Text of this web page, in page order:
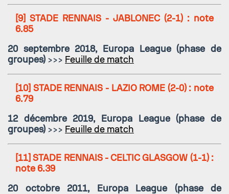
[9]STADE RENNAIS - JABLONEC(2-1) : note
6.85
20 septembre 2018, Europa League (phase de
groupes) >>> Feuille de match
[10] STADE RENNAIS - LAZIO ROME (2-0) : note
6.79
12 décembre 2019, Europa League (phase de
groupes) >>> Feuille de match
[11]STADE RENNAIS - CELTIC GLASGOW (1-1) :
note 6.39
20 octobre 2011, Europa League (phase de